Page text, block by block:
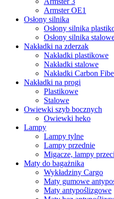
Armster OE1
Osłony silnika
Osłony silnika
Osłony silnika
Nakładki na zderzak
Nakładki plastikowe
Nakładki stalowe
Nakładki Carbon
Nakładki na progi
Plastikowe
Stalowe
Owiewki szyb bocznych
Owiewki heko
Lampy
Lampy tylne
Lampy przednie
Migacze, lampy
Maty do bagażnika
Wykładziny Cargo
Maty gumowe
Maty antypoślizgowe